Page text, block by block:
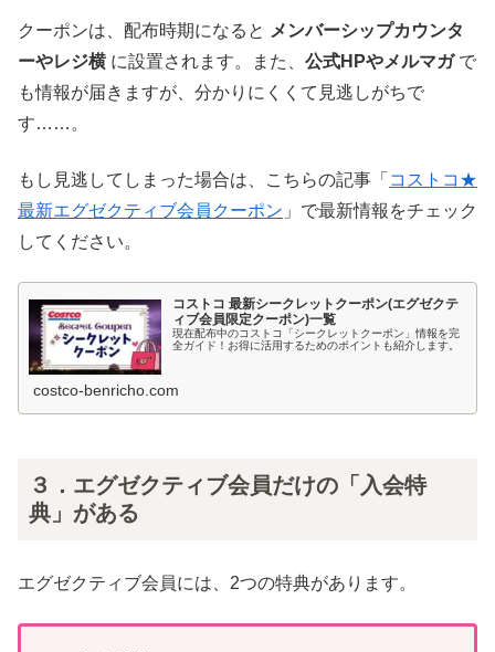
クーポンは、配布時期になると メンバーシップカウンタ
ーやレジ横に設置されます。また、 公式HPやメルマガで
も情報が届きますが、分かりにくくて見逃しがちで
す……。
もし見逃してしまった場合は、こちらの記事「 コストコ★
最新エグゼクティブ会員クーポン 」で最新情報をチェック
してください。
コストコ 最新シークレットクーポン(エグゼクテ
ィブ会員限定クーポン)一覧
現在配布中のコストコ「シークレットクーポン」情報を完
全ガイド！お得に活用するためのポイントも紹介します。
costco-benricho.com
３．エグゼクティブ会員だけの「入会特
典」がある
エグゼクティブ会員には、2つの特典があります。